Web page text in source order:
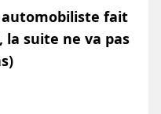
fait
suite ne va pas